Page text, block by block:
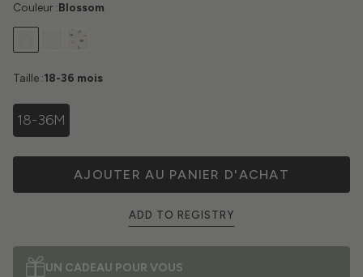
Couleur :Blossom
Taille :18-36 mois
18-36M
AJOUTER AU PANIER D'ACHAT
ADD TO REGISTRY
UN CADEAU POUR VOUS